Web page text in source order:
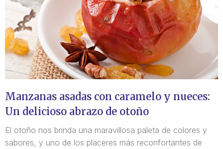
Manzanas asadas con caramelo y nueces:
Un delicioso abrazo de otoño
El otoño nos brinda una maravillosa paleta de colores y
sabores, y uno de los placeres más reconfortantes de